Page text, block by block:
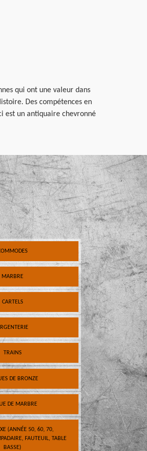
qui ont une valeur dans
Des compétences en
est un antiquaire chevronné
MARBRE
CARTELS
TRAINS
DE BRONZE
DE MARBRE
(ANNÉE 50, 60, 70,
FAUTEUIL, TABLE
BASSE)